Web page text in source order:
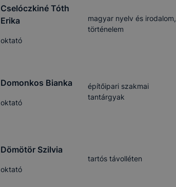
Cselóczkiné Tóth
Erika
oktató
magyar nyelv és irodalom,
történelem
Domonkos Bianka
oktató
építőipari szakmai
tantárgyak
Dömötör Szilvia
oktató
tartós távolléten
böngészőjében.